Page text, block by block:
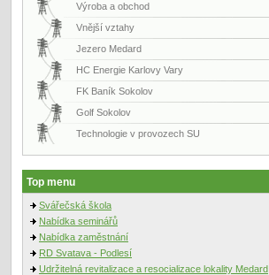
Výroba a obchod
Vnější vztahy
Jezero Medard
HC Energie Karlovy Vary
FK Baník Sokolov
Golf Sokolov
Technologie v provozech SU
Top menu
Svářečská škola
Nabídka seminářů
Nabídka zaměstnání
RD Svatava - Podlesí
Udržitelná revitalizace a resocializace lokality Medard